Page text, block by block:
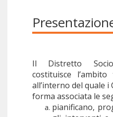
Il Distretto
costituisce
all’interno del quale
forma associata le
pianificano,